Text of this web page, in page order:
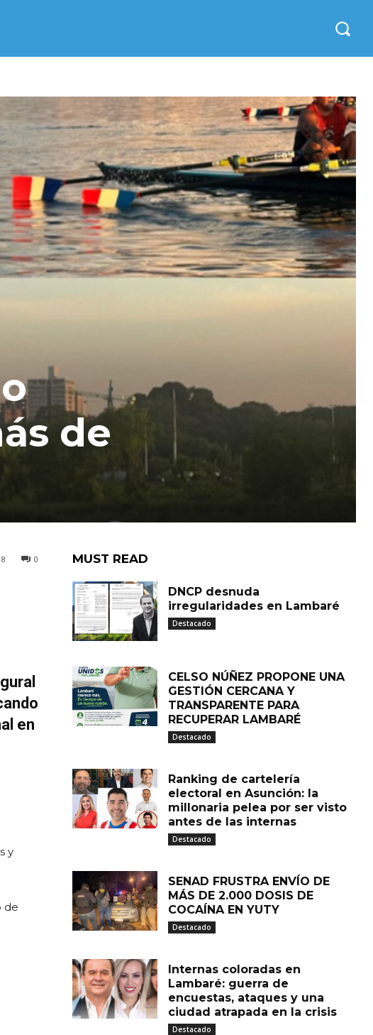
de
0
en
y
de
MUST READ
DNCP desnuda
irregularidades en Lambaré
Destacado
CELSO NÚÑEZ PROPONE UNA
GESTIÓN CERCANA Y
TRANSPARENTE PARA
RECUPERAR LAMBARÉ
Destacado
Ranking de cartelería
electoral en Asunción: la
millonaria pelea por ser visto
antes de las internas
Destacado
SENAD FRUSTRA ENVÍO DE
MÁS DE 2.000 DOSIS DE
COCAÍNA EN YUTY
Destacado
Internas coloradas en
Lambaré: guerra de
encuestas, ataques y una
ciudad atrapada en la crisis
Destacado